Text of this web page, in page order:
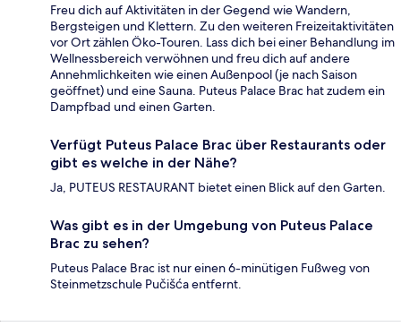
Freu dich auf Aktivitäten in der Gegend wie Wandern,
Bergsteigen und Klettern. Zu den weiteren Freizeitaktivitäten
vor Ort zählen Öko-Touren. Lass dich bei einer Behandlung im
Wellnessbereich verwöhnen und freu dich auf andere
Annehmlichkeiten wie einen Außenpool (je nach Saison
geöffnet) und eine Sauna. Puteus Palace Brac hat zudem ein
Dampfbad und einen Garten.
Verfügt Puteus Palace Brac über Restaurants oder
gibt es welche in der Nähe?
Ja, PUTEUS RESTAURANT bietet einen Blick auf den Garten.
Was gibt es in der Umgebung von Puteus Palace
Brac zu sehen?
Puteus Palace Brac ist nur einen 6-minütigen Fußweg von
Steinmetzschule Pučišća entfernt.